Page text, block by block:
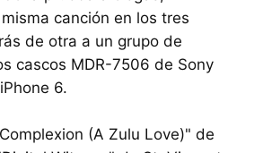
canción en los tres
de otra a un grupo de
cascos MDR-7506 de Sony
6.
(A Zulu Love)" de